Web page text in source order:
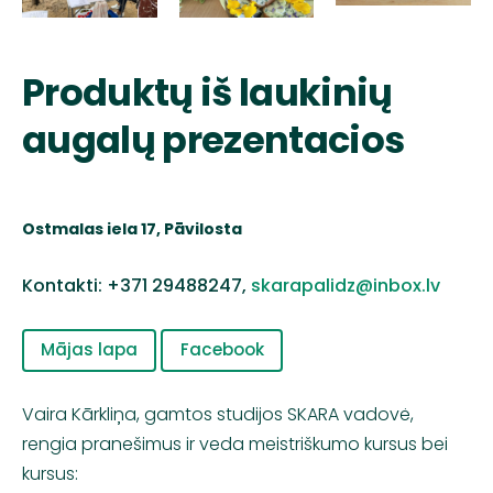
Produktų iš laukinių
augalų prezentacios
Ostmalas iela 17, Pāvilosta
Kontakti: +371 29488247, skarapalidz@inbox.lv
Mājas lapa Facebook
Vaira Kārkliņa, gamtos studijos SKARA vadovė,
rengia pranešimus ir veda meistriškumo kursus bei
kursus: